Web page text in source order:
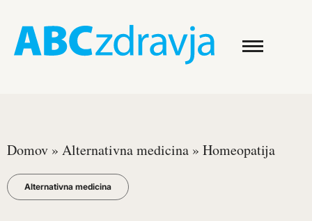
Domov » Alternativna medicina » Homeopatija
Alternativna medicina